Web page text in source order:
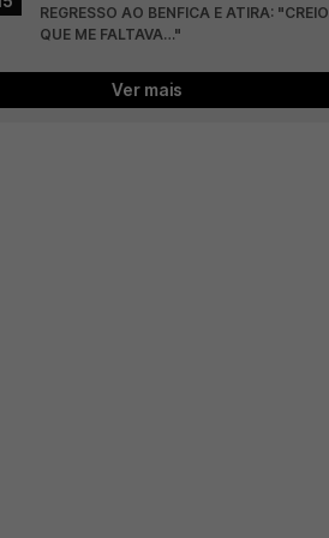
REGRESSO AO BENFICA E ATIRA: "CREIO
QUE ME FALTAVA…"
Ver mais